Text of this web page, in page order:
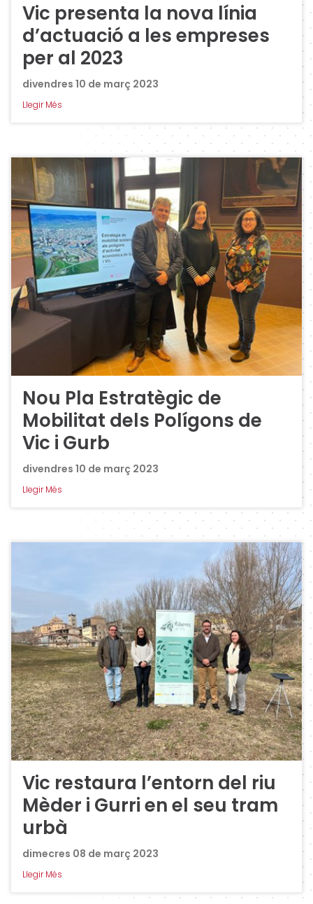
Vic presenta la nova línia
d’actuació a les empreses
per al 2023
divendres 10 de març 2023
Llegir Més
Nou Pla Estratègic de
Mobilitat dels Polígons de
Vic i Gurb
divendres 10 de març 2023
Llegir Més
Vic restaura l’entorn del riu
Mèder i Gurri en el seu tram
urbà
dimecres 08 de març 2023
Llegir Més